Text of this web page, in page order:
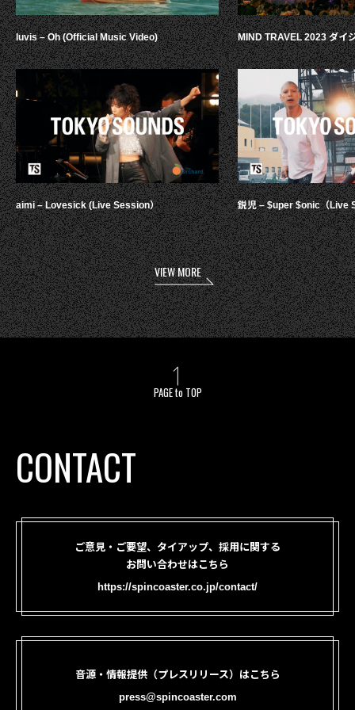
luvis – Oh (Official Music Video)
aimi – Lovesick (Live Session）
MIND TRAVEL 2023 ダイ
鋭児 – $uper $onic（Live
VIEW MORE
PAGE to TOP
CONTACT
ご意見・ご要望、タイアップ、採用に関する
お問い合わせはこちら
https://spincoaster.co.jp/contact/
音源・情報提供（プレスリリース）はこちら
press@spincoaster.com